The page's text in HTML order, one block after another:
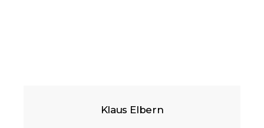
Klaus Elbern